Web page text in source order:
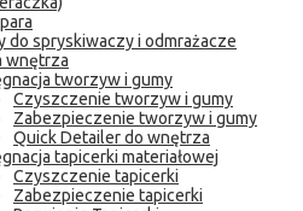
do spryskiwaczy i odmrażacze
wnętrza
tworzyw i gumy
Czyszczenie tworzyw i gumy
Zabezpieczenie tworzyw i gumy
Quick Detailer do wnętrza
tapicerki materiałowej
Czyszczenie tapicerki
Zabezpieczenie tapicerki